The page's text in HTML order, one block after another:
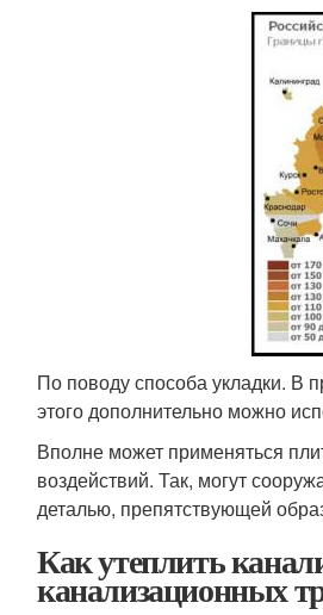
По поводу способа укладки. В
этого дополнительно можно
Вполне может применяться
воздействий. Так, могут
деталью, препятствующей
Как утеплить
канализационных